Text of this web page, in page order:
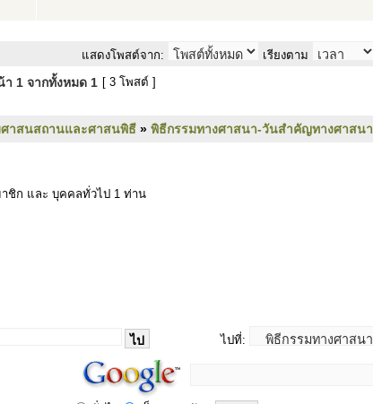
แสดงโพสต์จาก: เรียงตาม
า 1 จากทั้งหมด 1 [ 3 โพสต์ ]
าสนสถานและศาสนพิธี » พิธีกรรมทางศาสนา-วันสำคัญทางศาสนา
ชิก และ บุคคลทั่วไป 1 ท่าน
ไปที่: